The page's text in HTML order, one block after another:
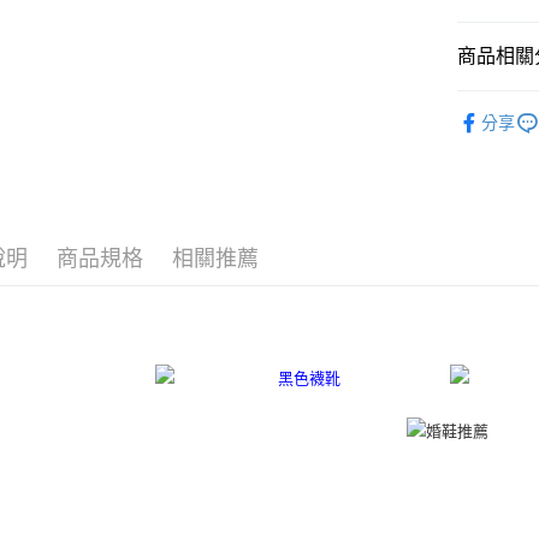
２．訂單
３．收到
※ 請注意
絡購買商
https://
任。
付款後7-
宅配
商品相關
分享
明 商品規格 相關推薦